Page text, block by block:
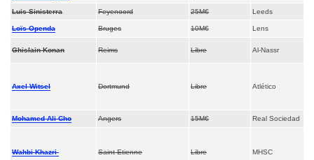
Luis Sinisterra Feyenoord 25M€ Leeds
Loïs Openda Bruges 10M€ Lens
Ghislain Konan Reims Libre Al-Nassr
Axel Witsel Dortmund Libre Atlético
Mohamed Ali Cho Angers 15M€ Real Sociedad
Wahbi Khazri Saint-Etienne Libre MHSC